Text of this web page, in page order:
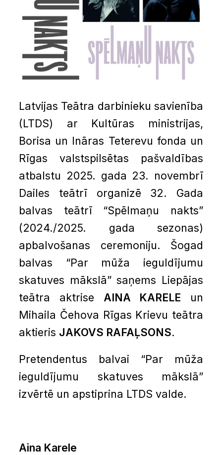
Latvijas Teātra darbinieku savienība
(LTDS) ar Kultūras ministrijas,
Borisa un Ināras Teterevu fonda un
Rīgas valstspilsētas pašvaldības
atbalstu 2025. gada 23. novembrī
Dailes teātrī organizē 32. Gada
balvas teātrī “Spēlmaņu nakts”
(2024./2025. gada sezonas)
apbalvošanas ceremoniju. Šogad
balvas “Par mūža ieguldījumu
skatuves mākslā” saņems Liepājas
teātra aktrise AINA KARELE un
Mihaila Čehova Rīgas Krievu teātra
aktieris JAKOVS RAFAĻSONS.
Pretendentus balvai “Par mūža
ieguldījumu skatuves mākslā”
izvērtē un apstiprina LTDS valde.
Aina Karele